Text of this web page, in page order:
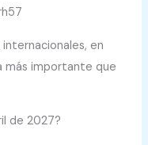
en
más importante que
de 2027?